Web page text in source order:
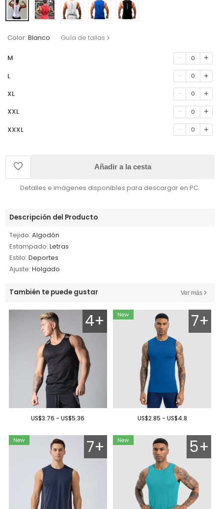
Color: Blanco Guía de tallas
M 0
L 0
XL 0
XXL 0
XXXL 0
Añadir a la cesta
Detalles e imágenes disponibles para descargar en PC.
Descripción del Producto
Tejido: Algodón
Estampado: Letras
Estilo: Deportes
Ajuste: Holgado
También te puede gustar Ver más
4+
US$3.76 - US$5.36
7+
US$2.85 - US$4.8
7+ 5+